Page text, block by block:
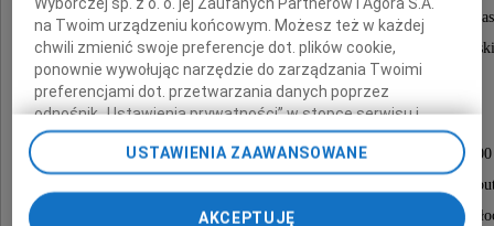
za pracę pedagogiczną odznaczona Złotym Krzyżem
Krzyżem Kawalerskim Orderu Odrodzenia
w dniu 8 marca (poniedziałek) o godzinie 12.00
w kościele św. Szczepana w Warszawie przy ul.
po czym nastąpi wyprowadzenie na cmentarz we
Wyborczej sp. z o. o. jej Zaufanych Partnerów i Agora S.A.
na Twoim urządzeniu końcowym. Możesz też w każdej
chwili zmienić swoje preferencje dot. plików cookie,
ponownie wywołując narzędzie do zarządzania Twoimi
preferencjami dot. przetwarzania danych poprzez
odnośnik „Ustawienia prywatności” w stopce serwisu i
przechodząc do sekcji „Ustawienia zaawansowane”.
Zmiana ustawień plików cookie możliwa jest także za
pomocą ustawień przeglądarki.
USTAWIENIA ZAAWANSOWANE
AKCEPTUJĘ